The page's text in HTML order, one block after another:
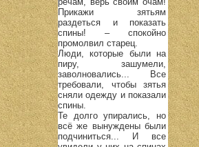
Прикажи зятьям
раздеться и показать
спины! – спокойно
промолвил старец.
Люди, которые были на
пиру, зашумели,
заволновались... Все
требовали, чтобы зятья
сняли одежду и показали
спины.
Те долго упирались, но
всё же вынуждены были
подчиниться... И все